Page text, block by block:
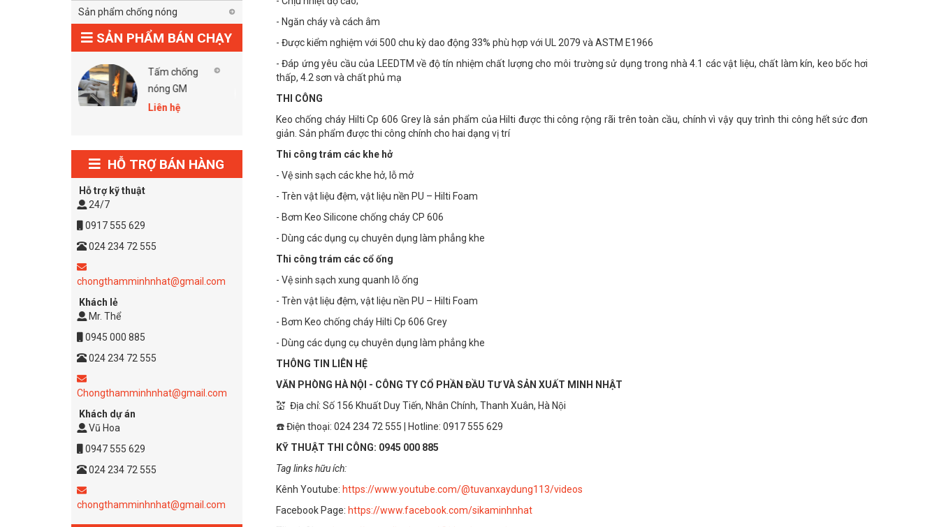
- Ngăn cháy và cách âm
- Được kiểm nghiệm với 500 chu kỳ dao động 33% phù hợp với UL 2079 và ASTM E1966
- Đáp ứng yêu cầu của LEEDTM về độ tín nhiệm chất lượng cho môi trường sử dụng trong nhà 4.1 các vật liệu, chất làm kín, keo bốc hơi
thấp, 4.2 sơn và chất phủ mạ
THI CÔNG
Keo chống cháy Hilti Cp 606 Grey là sản phẩm của Hilti được thi công rộng rãi trên toàn cầu, chính vì vậy quy trình thi công hết sức đơn
giản. Sản phẩm được thi công chính cho hai dạng vị trí
Thi công trám các khe hở
- Vệ sinh sạch các khe hở, lỗ mở
- Trèn vật liệu đệm, vật liệu nền PU – Hilti Foam
- Bơm Keo Silicone chống cháy CP 606
- Dùng các dụng cụ chuyên dụng làm phẳng khe
Thi công trám các cổ ống
- Vệ sinh sạch xung quanh lỗ ống
- Trèn vật liệu đệm, vật liệu nền PU – Hilti Foam
- Bơm Keo chống cháy Hilti Cp 606 Grey
- Dùng các dụng cụ chuyên dụng làm phẳng khe
THÔNG TIN LIÊN HỆ
VĂN PHÒNG HÀ NỘI - CÔNG TY CỔ PHẦN ĐẦU TƯ VÀ SẢN XUẤT MINH NHẬT
💒 Địa chỉ: Số 156 Khuất Duy Tiến, Nhân Chính, Thanh Xuân, Hà Nội
☎️ Điện thoại: 024 234 72 555 | Hotline: 0917 555 629
KỸ THUẬT THI CÔNG: 0945 000 885
Tag links hữu ích:
Kênh Youtube: https://www.youtube.com/@tuvanxaydung113/videos
Facebook Page: https://www.facebook.com/sikaminhnhat
Sản phẩm chống nóng
SẢN PHẨM BÁN CHẠY
Tấm chống
Keo chống
Vữa ngăn cháy
Silicone chống
Keo chống
HỖ TRỢ BÁN HÀNG
Hỗ trợ kỹ thuật
24/7
0917 555 629
024 234 72 555
chongthamminhnhat@gmail.com
Khách lẻ
Mr. Thể
0945 000 885
024 234 72 555
Chongthamminhnhat@gmail.com
Khách dự án
Vũ Hoa
0947 555 629
024 234 72 555
chongthamminhnhat@gmail.com